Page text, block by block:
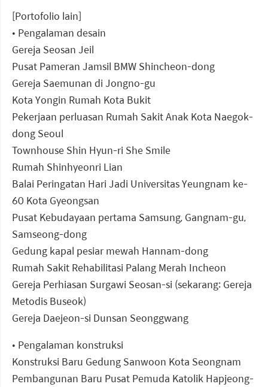
[Portofolio lain]
• Pengalaman desain
Gereja Seosan Jeil
Pusat Pameran Jamsil BMW Shincheon-dong
Gereja Saemunan di Jongno-gu
Kota Yongin Rumah Kota Bukit
Pekerjaan perluasan Rumah Sakit Anak Kota Naegok-
dong Seoul
Townhouse Shin Hyun-ri She Smile
Rumah Shinhyeonri Lian
Balai Peringatan Hari Jadi Universitas Yeungnam ke-
60 Kota Gyeongsan
Pusat Kebudayaan pertama Samsung, Gangnam-gu,
Samseong-dong
Gedung kapal pesiar mewah Hannam-dong
Rumah Sakit Rehabilitasi Palang Merah Incheon
Gereja Perhiasan Surgawi Seosan-si (sekarang: Gereja
Metodis Buseok)
Gereja Daejeon-si Dunsan Seonggwang
• Pengalaman konstruksi
Konstruksi Baru Gedung Sanwoon Kota Seongnam
Pembangunan Baru Pusat Pemuda Katolik Hapjeong-